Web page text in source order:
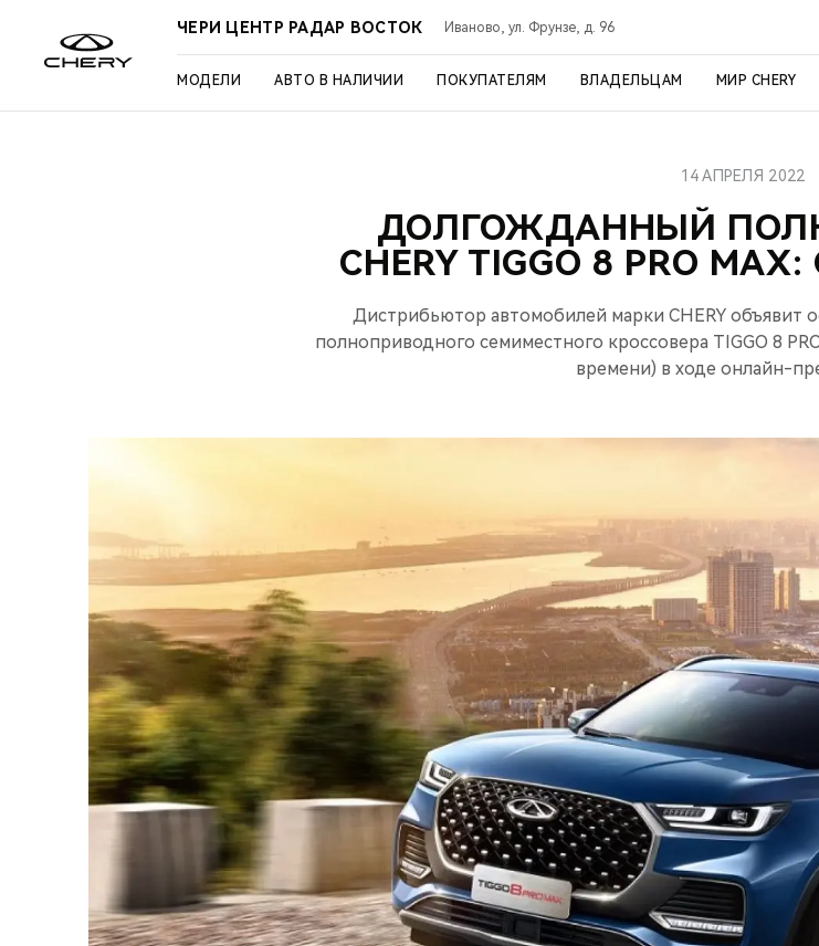
ЧЕРИ ЦЕНТР РАДАР ВОСТОК Иваново, ул. Фрунзе, д. 96
МОДЕЛИ АВТО В НАЛИЧИИ ПОКУПАТЕЛЯМ ВЛАДЕЛЬЦАМ МИР CHERY
ДОЛГОЖДАННЫЙ
CHERY TIGGO 8 PRO
14 АПРЕЛЯ 2022
Дистрибьютор автомобилей марки CHERY объявит
полноприводного семиместного кроссовера TIGGO 8
времени) в ходе онлайн-